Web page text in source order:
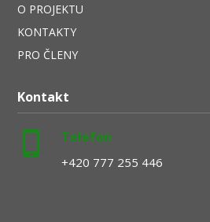
O PROJEKTU
KONTAKTY
PRO ČLENY
Kontakt
Telefon
+420 777 255 446